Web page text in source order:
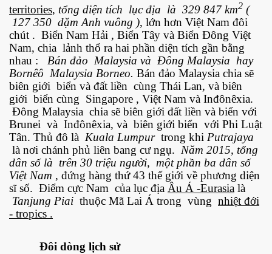
territories, tổng diện tích lục địa là 329 847 km2 (
127 350 dặm Anh vuông ), lớn hơn Việt Nam đôi
chút . Biển Nam Hải , Biển Tây và Biển Đông Việt
Nam, chia lảnh thổ ra hai phần diện tích gần bằng
nhau : Bán đảo Malaysia và Đông Malaysia hay
Bornêô Malaysia Borneo. Bán đảo Malaysia chia sẽ
biên giới biển và đất liền cùng Thái Lan, và biên
giới biển cùng Singapore , Việt Nam và Inđônêxia.
Đông Malaysia chia sẽ biên giới đất liền và biển với
Brunei và Inđônêxia, và biên giới biển với Phi Luật
Tân. Thủ đô là Kuala Lumpur trong khi Putrajaya
là nơi chánh phủ liên bang cư ngụ. Năm 2015, tổng
dân số là trên 30 triệu người, một phần ba dân số
Việt Nam , đứng hàng thứ 43 thế giới về phương diện
sĩ số. Điểm cực Nam của lục địa Âu Á -Eurasia là
Tanjung Piai thuộc Mã Lai Á trong vùng nhiệt đới
- tropics .
Đôi dòng lịch sử
núp